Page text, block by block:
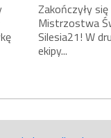
Zakończyły
Mistrzostwa
Silesia21! W
ekipy...